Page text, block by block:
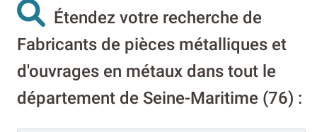
Étendez votre recherche de
Fabricants de pièces métalliques et
d'ouvrages en métaux dans tout le
département de Seine-Maritime (76) :